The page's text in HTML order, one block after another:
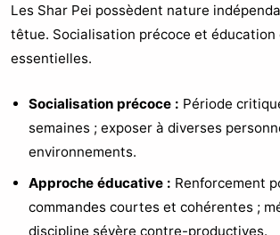
Les Shar Pei possèdent nature
têtue. Socialisation précoce et éducation
essentielles.
Socialisation précoce : Période
semaines ; exposer à diverses
environnements.
Approche éducative : Renforcement
commandes courtes et cohérentes ;
discipline sévère contre-productives.